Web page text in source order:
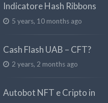
Indicatore Hash Ribbons
5 years, 10 months ago
Cash Flash UAB – CFT?
2 years, 2 months ago
Autobot NFT e Cripto in